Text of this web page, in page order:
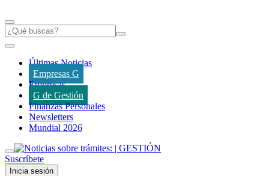
Últimas Noticias
Empresas G
Empresas
G de Gestión
Finanzas Personales
Newsletters
Mundial 2026
Suscríbete
Inicia sesión